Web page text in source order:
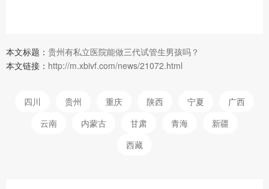
本文标题： 贵州有私立医院能做三代试管生男孩吗？
本文链接： http://m.xbivf.com/news/21072.html
四川 贵州 重庆 陕西 宁夏
广西
云南
内蒙古 甘肃 青海
新疆
西藏